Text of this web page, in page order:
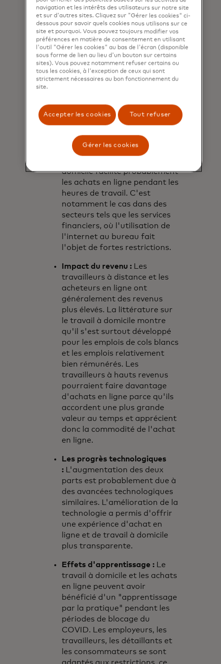
achats en magasin sont moins
pratiques. Les travailleurs
hybrides auront tendance à
passer plus de temps dans les
zones suburbaines proches de
leur domicile, où les
possibilités de shopping sont
probablement encore plus
touchés, car ils peuvent
zones urbaines.
domicile facilite probablement
les achats en ligne pendant les
heures de travail. C'est
notamment le cas dans des
secteurs tels que les services
financiers, où l'utilisation de
l'internet au bureau fait
l'objet de fortes restrictions.
Impact du revenu : Les
travailleurs à distance et les
acheteurs en ligne ont
généralement des revenus
plus élevés. La littérature sur
le travail à domicile montre
qu'il s'est surtout développé
pour les emplois de cols blancs
et les emplois relativement
bien rémunérés. Les
travailleurs à hauts revenus
pourraient faire davantage
d'achats en ligne parce qu'ils
accordent une plus grande
valeur au temps et apprécient
donc la commodité de l'achat
en ligne.
Les progrès technologiques
: L'augmentation des deux
parts est probablement due à
des avancées technologiques
similaires. L'amélioration de la
technologie a permis d'offrir
une expérience d'achat en
ligne et de travail à domicile
plus transparente.
Effets d'apprentissage : Le
travail à domicile et les achats
en ligne peuvent avoir
bénéficié d'un "apprentissage
par la pratique" pendant les
périodes de blocage du
COVID. Les employeurs, les
travailleurs, les détaillants et
les consommateurs se sont
navigation et les intérêts des utilisateurs sur notre site
et sur d'autres sites. Cliquez sur "Gérer les cookies" ci-
dessous pour savoir quels cookies nous utilisons sur ce
site et pourquoi. Vous pouvez toujours modifier vos
préférences en matière de consentement en utilisant
l'outil "Gérer les cookies" au bas de l'écran (disponible
sous forme de lien au lieu d'un bouton sur certains
sites). Vous pouvez notamment refuser certains ou
tous les cookies, à l'exception de ceux qui sont
strictement nécessaires au bon fonctionnement du
site.
Accepter les cookies Tout refuser
Gérer les cookies